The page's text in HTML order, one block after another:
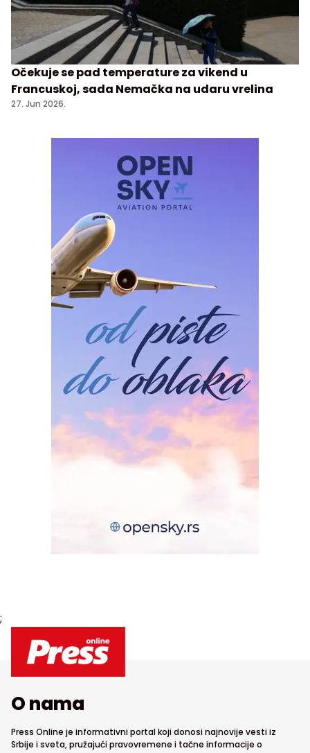
Očekuje se pad temperature za vikend u
Francuskoj, sada Nemačka na udaru vrelina
27. Jun 2026.
;
O nama
Press Online je informativni portal koji donosi najnovije vesti iz
Srbije i sveta, pružajući pravovremene i tačne informacije o